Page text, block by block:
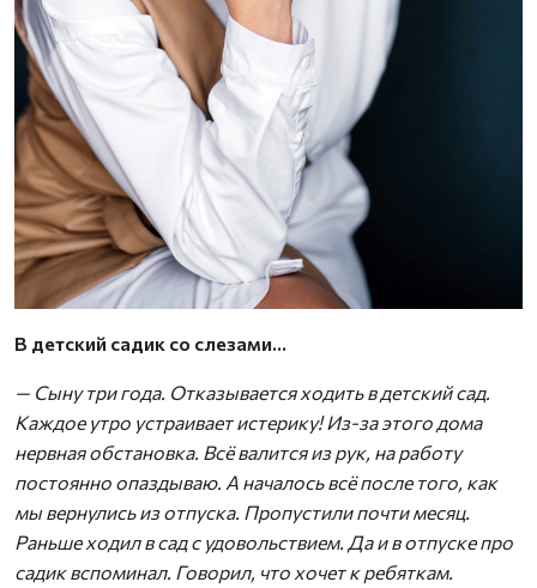
В детский садик со слезами…
— Сыну три года. Отказывается ходить в детский сад.
Каждое утро устраивает истерику! Из-за этого дома
нервная обстановка. Всё валится из рук, на работу
постоянно опаздываю. А началось всё после того, как
мы вернулись из отпуска. Пропустили почти месяц.
Раньше ходил в сад с удовольствием. Да и в отпуске про
садик вспоминал. Говорил, что хочет к ребяткам.